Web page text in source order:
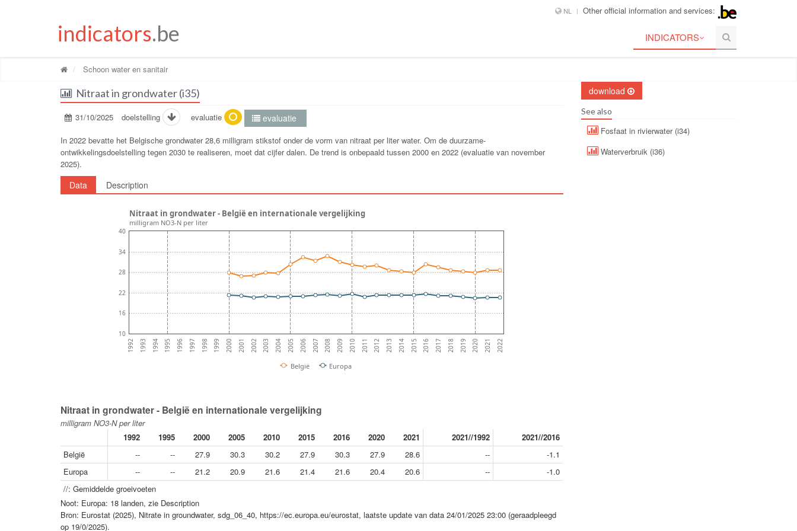
NL Other official information and services:
indicators.be INDICATORS
Schoon water en sanitair
Nitraat in grondwater (i35)
31/10/2025 doelstelling evaluatie evaluatie
In 2022 bevatte het Belgische grondwater 28,6 milligram stikstof onder de vorm van nitraat per liter water. Om de duurzame-
ontwikkelingsdoelstelling tegen 2030 te realiseren, moet dat cijfer dalen. De trend is onbepaald tussen 2000 en 2022 (evaluatie van november
2025).
Data Description
1992 1993 1994 1995 1996 1997 1998 1999 2000 2001 2002 2003 2004 2005 2006 2007 2008 2009 2010 2011 2012 2013 2014 2015 2016 2017 2018 2019 2020 2021 2022
10
16
22
28
34
40
België Europa
Nitraat in grondwater - België en internationale vergelijking
milligram NO3-N per liter
Nitraat in grondwater - België en internationale vergelijking
milligram NO3-N per liter
1992
1995 2000 2005 2010 2015 2016 2020 2021 2021//1992
2021//2016
België
-- -- 27.9 30.3 30.2 27.9 30.3 27.9 28.6 --
-1.1
Europa
-- -- 21.2 20.9 21.6 21.4 21.6 20.4 20.6 --
-1.0
//: Gemiddelde groeivoeten
Noot: Europa: 18 landen, zie Description
Bron: Eurostat (2025), Nitrate in groundwater, sdg_06_40, https://ec.europa.eu/eurostat, laatste update van data 24/01/2025 23:00 (geraadpleegd
op 19/0/2025).
download
See also
Fosfaat in rivierwater (i34)
Waterverbruik (i36)